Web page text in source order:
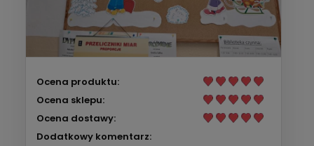
Ocena produktu:
Ocena sklepu:
Ocena dostawy:
Dodatkowy komentarz: